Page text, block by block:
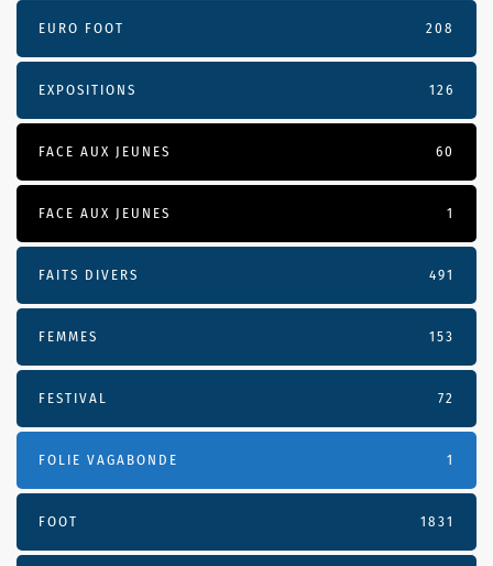
EURO FOOT 208
EXPOSITIONS 126
FACE AUX JEUNES 60
FACE AUX JEUNES 1
FAITS DIVERS 491
FEMMES 153
FESTIVAL 72
FOLIE VAGABONDE 1
FOOT 1831